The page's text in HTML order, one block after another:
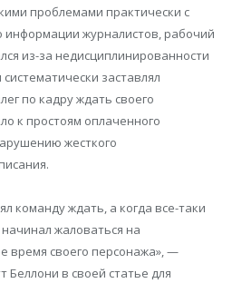
проблемами практически с
журналистов, рабочий
из-за недисциплинированности
заставлял
по кадру ждать своего
к простоям оплаченного
жесткого
команду ждать, а когда все-таки
жаловаться на
время своего персонажа», —
Беллони в своей статье для